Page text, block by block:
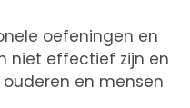
oefeningen en
niet effectief zijn en
en mensen